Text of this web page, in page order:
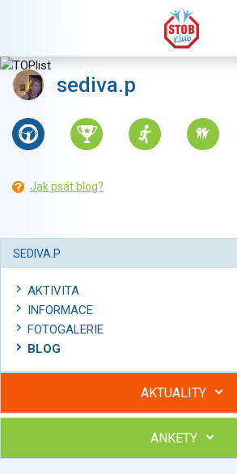
sediva.p
Jak psát blog?
SEDIVA.P
AKTIVITA
INFORMACE
FOTOGALERIE
BLOG
AKTUALITY
Hubněte s podporou lektorky a skupiny v
Chcete poradit s hubnutím? Najděte si
ANKETY